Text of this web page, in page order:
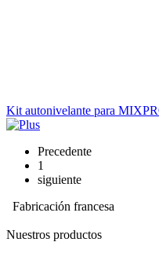
Kit autonivelante para
Precedente
1
siguiente
Fabricación francesa
Nuestros productos